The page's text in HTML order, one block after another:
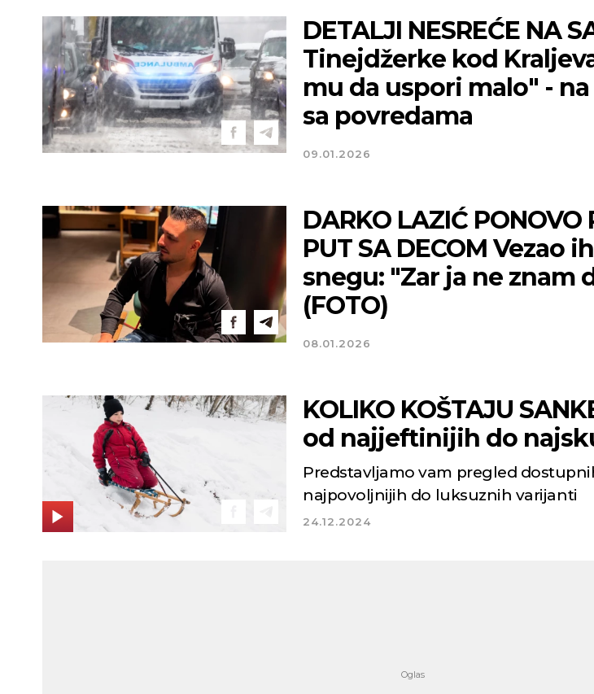
DETALJI NESREĆE NA
Tinejdžerke kod
mu da uspori malo" -
sa povredama
09.01.2026
DARKO LAZIĆ PONOVO
PUT SA DECOM Vezao
snegu: "Zar ja ne znam
(FOTO)
08.01.2026
KOLIKO KOŠTAJU
od najjeftinijih do
Predstavljamo vam pregled
najpovoljnijih do luksuznih varijanti
24.12.2024